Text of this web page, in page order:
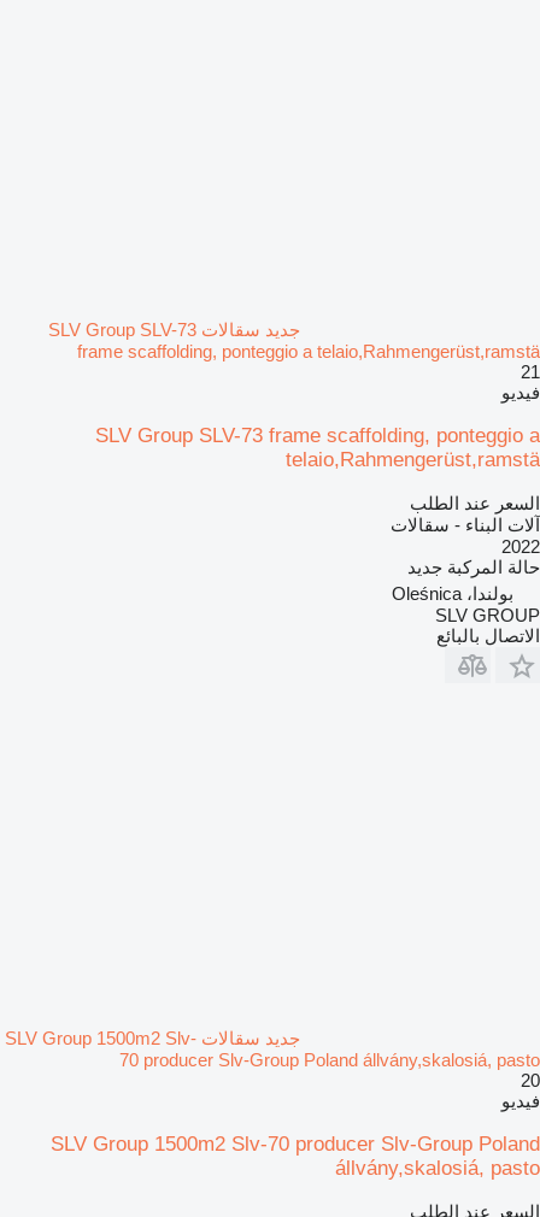
جديد سقالات SLV Group SLV-73
frame scaffolding, ponteggio a telaio,Rahmengerüst,ramstä
21
فيديو
SLV Group SLV-73 frame scaffolding, ponteggio a
telaio,Rahmengerüst,ramstä
السعر عند الطلب
آلات البناء - سقالات
2022
حالة المركبة جديد
بولندا، Oleśnica
SLV GROUP
الاتصال بالبائع
جديد سقالات SLV Group 1500m2 Slv-
70 producer Slv-Group Poland állvány,skalosiá, pasto
20
فيديو
SLV Group 1500m2 Slv-70 producer Slv-Group Poland
állvány,skalosiá, pasto
السعر عند الطلب